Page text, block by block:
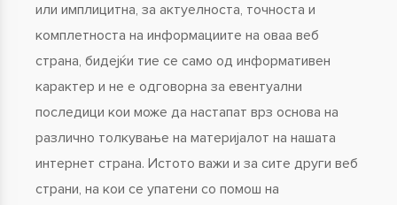
или имплицитна, за актуелноста, точноста и
комплетноста на информациите на оваа веб
страна, бидејќи тие се само од информативен
карактер и не e одговорна за евентуални
последици кои може да настапат врз основа на
различно толкување на материјалот на нашата
интернет страна. Истото важи и за сите други веб
страни, на кои се упатени со помош на